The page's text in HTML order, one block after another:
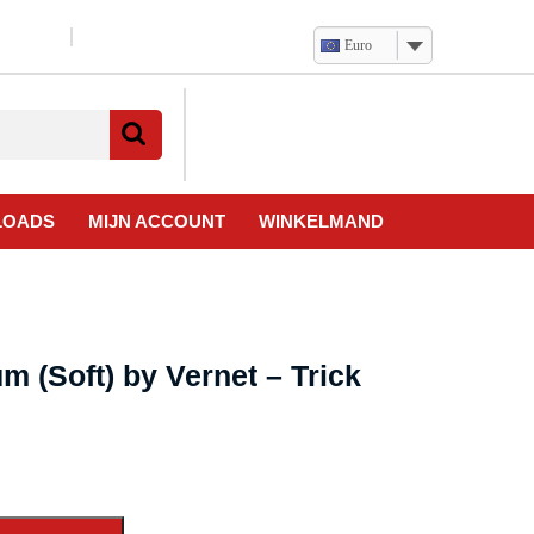
Euro
MIJN ACCOUNT WINKELMAND
(Soft) by Vernet – Trick